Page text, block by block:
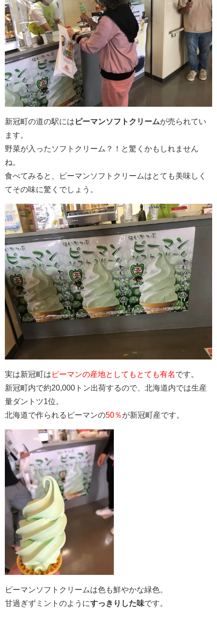
新冠町の道の駅には ピーマンソフトクリームが売られてい
ます。
野菜が入ったソフトクリーム？！と驚くかもしれません
ね。
食べてみると、ピーマンソフトクリームはとても美味しく
てその味に驚くでしょう。
実は新冠町は ピーマンの産地としてもとても有名です。
新冠町内で約20,000トン出荷するので、北海道内では生産
量ダントツ1位。
北海道で作られるピーマンの50％が新冠町産です。
ピーマンソフトクリームは色も鮮やかな緑色。
甘過ぎずミントのようにすっきりした味です。